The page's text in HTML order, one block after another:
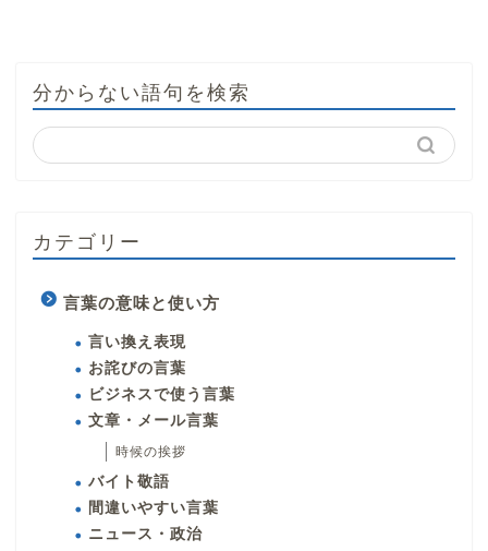
分からない語句を検索
カテゴリー
言葉の意味と使い方
言い換え表現
お詫びの言葉
ビジネスで使う言葉
文章・メール言葉
時候の挨拶
バイト敬語
間違いやすい言葉
ニュース・政治